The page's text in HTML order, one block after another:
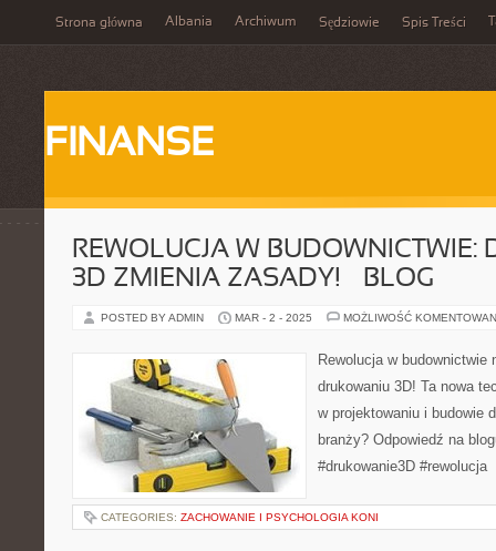
Strona główna Albania Archiwum Sędziowie Spis Treści
FINANSE
REWOLUCJA W BUDOWNICTWIE:
3D ZMIENIA ZASADY! – BLOG
POSTED BY ADMIN MAR - 2 - 2025 MOŻLIWOŚĆ
Rewolucja w budownictwie
drukowaniu 3D! Ta nowa
w projektowaniu i budowie
branży? Odpowiedź na
#drukowanie3D #rewolucja
CATEGORIES: ZACHOWANIE I PSYCHOLOGIA KONI